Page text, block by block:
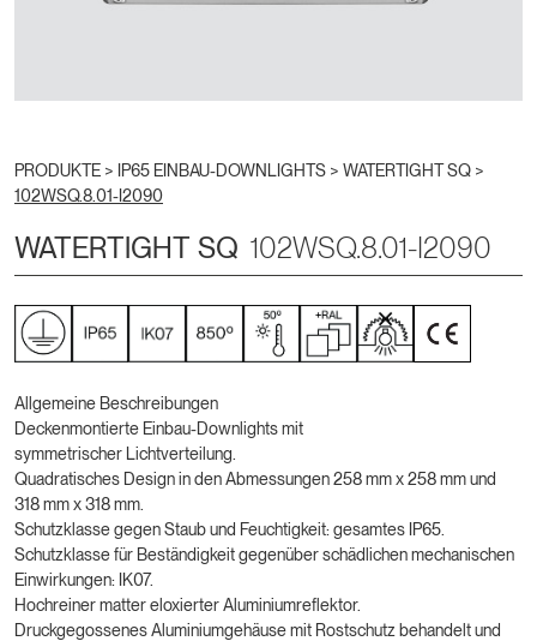
PRODUKTE > IP65 EINBAU-DOWNLIGHTS > WATERTIGHT SQ >
102WSQ.8.01-I2090
WATERTIGHT SQ 102WSQ.8.01-I2090
Allgemeine Beschreibungen
Deckenmontierte Einbau-Downlights mit
symmetrischer Lichtverteilung.
Quadratisches Design in den Abmessungen 258 mm x 258 mm und
318 mm x 318 mm.
Schutzklasse gegen Staub und Feuchtigkeit: gesamtes IP65.
Schutzklasse für Beständigkeit gegenüber schädlichen mechanischen
Einwirkungen: IK07.
Hochreiner matter eloxierter Aluminiumreflektor.
Druckgegossenes Aluminiumgehäuse mit Rostschutz behandelt und